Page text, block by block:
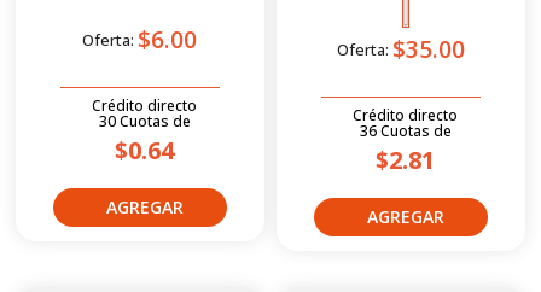
Oferta: $6.00
Crédito directo
30Cuotas de
$0.64
Oferta: $35.00
Crédito directo
36Cuotas de
$2.81